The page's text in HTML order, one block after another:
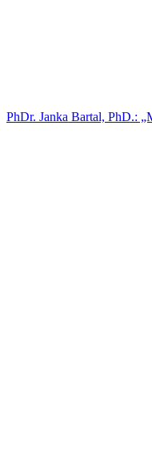
PhDr. Janka Bartal, PhD.: